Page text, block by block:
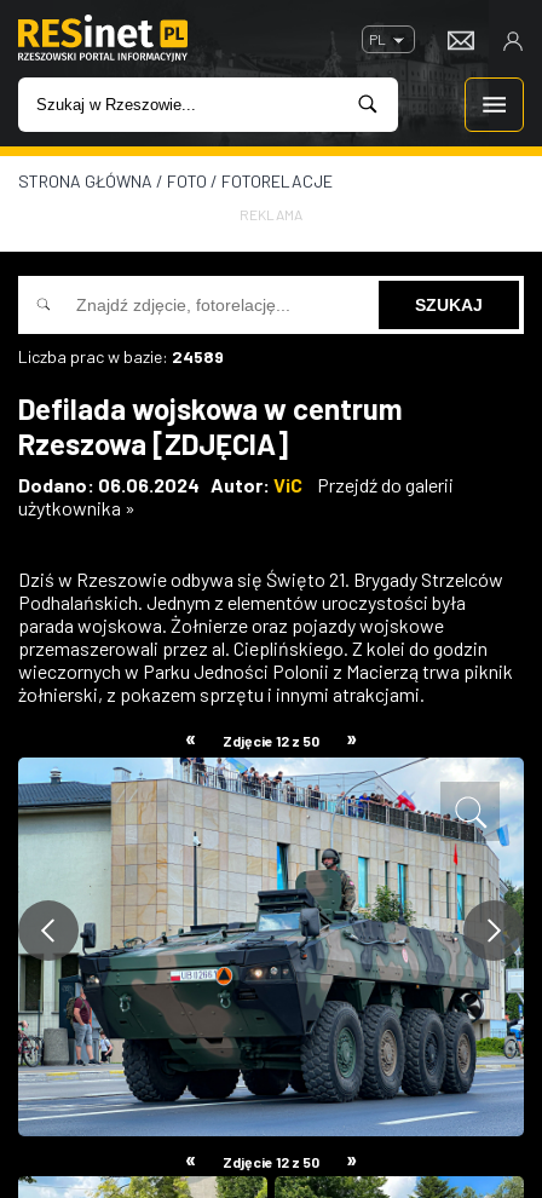
PL
WIADOMOŚCI
INWESTYCJE
IMPREZY
W KINACH
GASTRONOMIA
ZDJĘCIA
W RZESZOWIE
STRONA GŁÓWNA / FOTO / FOTORELACJE
REKLAMA
Liczba prac w bazie: 24589
Defilada wojskowa w centrum
Rzeszowa [ZDJĘCIA]
Dodano: 06.06.2024 Autor: ViC
Przejdź do galerii
użytkownika »
Dziś w Rzeszowie odbywa się Święto 21. Brygady Strzelców
Podhalańskich. Jednym z elementów uroczystości była
parada wojskowa. Żołnierze oraz pojazdy wojskowe
przemaszerowali przez al. Cieplińskiego. Z kolei do godzin
wieczornych w Parku Jedności Polonii z Macierzą trwa piknik
żołnierski, z pokazem sprzętu i innymi atrakcjami.
« Zdjęcie 12 z 50 »
« Zdjęcie 12 z 50 »